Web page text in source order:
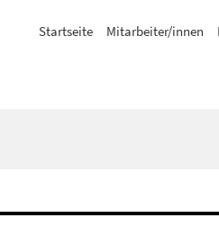
Startseite Mitarbeiter/innen